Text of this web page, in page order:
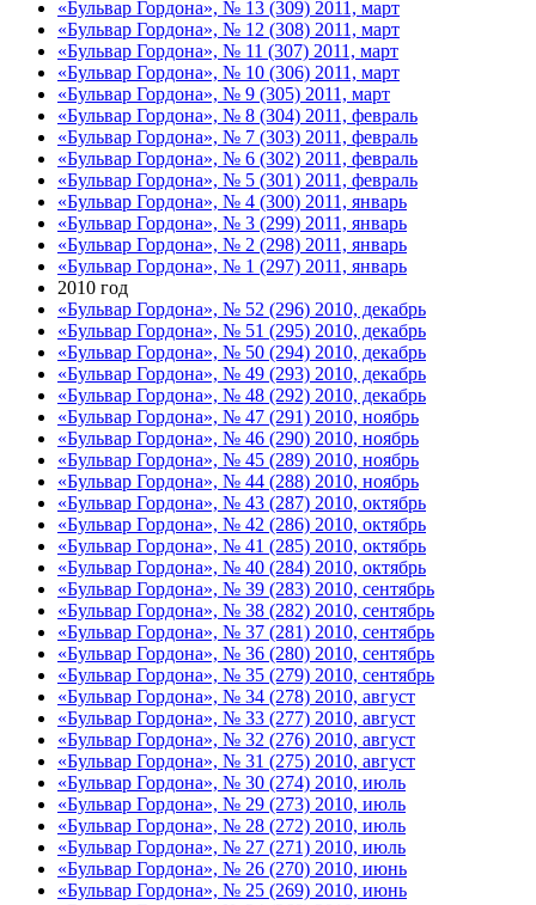
«Бульвар Гордона», № 13 (309) 2011, март
«Бульвар Гордона», № 12 (308) 2011, март
«Бульвар Гордона», № 11 (307) 2011, март
«Бульвар Гордона», № 10 (306) 2011, март
«Бульвар Гордона», № 9 (305) 2011, март
«Бульвар Гордона», № 8 (304) 2011, февраль
«Бульвар Гордона», № 7 (303) 2011, февраль
«Бульвар Гордона», № 6 (302) 2011, февраль
«Бульвар Гордона», № 5 (301) 2011, февраль
«Бульвар Гордона», № 4 (300) 2011, январь
«Бульвар Гордона», № 3 (299) 2011, январь
«Бульвар Гордона», № 2 (298) 2011, январь
«Бульвар Гордона», № 1 (297) 2011, январь
2010 год
«Бульвар Гордона», № 52 (296) 2010, декабрь
«Бульвар Гордона», № 51 (295) 2010, декабрь
«Бульвар Гордона», № 50 (294) 2010, декабрь
«Бульвар Гордона», № 49 (293) 2010, декабрь
«Бульвар Гордона», № 48 (292) 2010, декабрь
«Бульвар Гордона», № 47 (291) 2010, ноябрь
«Бульвар Гордона», № 46 (290) 2010, ноябрь
«Бульвар Гордона», № 45 (289) 2010, ноябрь
«Бульвар Гордона», № 44 (288) 2010, ноябрь
«Бульвар Гордона», № 43 (287) 2010, октябрь
«Бульвар Гордона», № 42 (286) 2010, октябрь
«Бульвар Гордона», № 41 (285) 2010, октябрь
«Бульвар Гордона», № 40 (284) 2010, октябрь
«Бульвар Гордона», № 39 (283) 2010, сентябрь
«Бульвар Гордона», № 38 (282) 2010, сентябрь
«Бульвар Гордона», № 37 (281) 2010, сентябрь
«Бульвар Гордона», № 36 (280) 2010, сентябрь
«Бульвар Гордона», № 35 (279) 2010, сентябрь
«Бульвар Гордона», № 34 (278) 2010, август
«Бульвар Гордона», № 33 (277) 2010, август
«Бульвар Гордона», № 32 (276) 2010, август
«Бульвар Гордона», № 31 (275) 2010, август
«Бульвар Гордона», № 30 (274) 2010, июль
«Бульвар Гордона», № 29 (273) 2010, июль
«Бульвар Гордона», № 28 (272) 2010, июль
«Бульвар Гордона», № 27 (271) 2010, июль
«Бульвар Гордона», № 26 (270) 2010, июнь
«Бульвар Гордона», № 25 (269) 2010, июнь